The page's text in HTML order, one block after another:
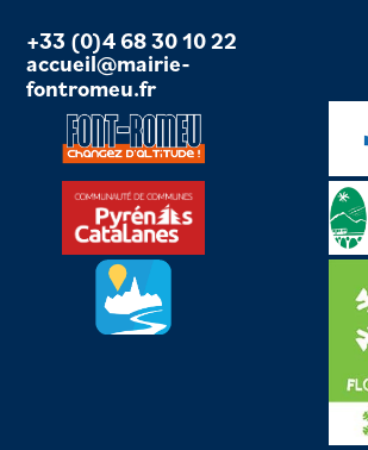
+33 (0)4 68 30 10 22
accueil@mairie-
fontromeu.fr